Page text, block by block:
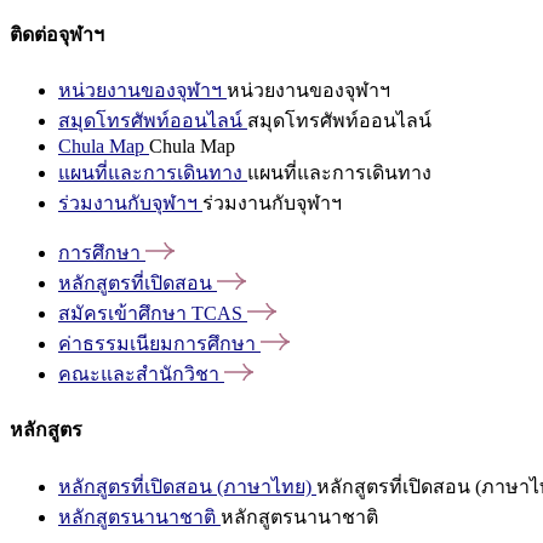
ติดต่อจุฬาฯ
หน่วยงานของจุฬาฯ หน่วยงานของจุฬาฯ
สมุดโทรศัพท์ออนไลน์ สมุดโทรศัพท์ออนไลน์
Chula Map Chula Map
แผนที่และการเดินทาง แผนที่และการเดินทาง
ร่วมงานกับจุฬาฯ ร่วมงานกับจุฬาฯ
การศึกษา
หลักสูตรที่เปิดสอน
สมัครเข้าศึกษา TCAS
ค่าธรรมเนียมการศึกษา
คณะและสำนักวิชา
หลักสูตร
หลักสูตรที่เปิดสอน (ภาษาไทย) หลักสูตรที่เปิดสอน (ภาษาไ
หลักสูตรนานาชาติ หลักสูตรนานาชาติ